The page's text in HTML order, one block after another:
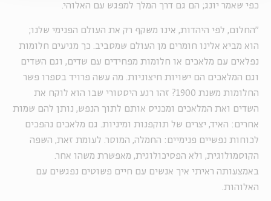
כפי שאמר יונג; הם גם דרך המלך למפגש עם האלוהי.
"החלום, לפי היהדות, אינו משקף רק את העולם הפנימי שלנו;
הוא מביא אלינו חומרים מן העולם שמסביב. כך מגיעים חלומות
נפלאים עם מלאכים או חלומות מפחידים עם שדים, וגם השדים
וגם המלאכים הם ישויות חיצוניות. מה עשה פרויד בספרו פשר
החלומות משנת 1900? זהו רגע היסטורי שבו הוא לוקח את
השדים ואת המלאכים ומכניס אותם לתוך הנפש, נותן להם שמות
אחרים: האיד, יצרים של תוקפנות ומיניות. גם מלאכים נהפכים
לכוחות נפשיים פנימיים: החמלה, המוסר. לעומת זאת, השפה
הקוסמולוגית, ולא הפסיכולוגית, מאפשרת משהו אחר.
באמצעותה ראיתי איך אנשים עם חיים פשוטים נפגשים עם
האלוהות.